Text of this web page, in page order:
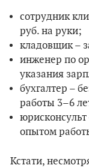
сотрудник
руб. на руки;
кладовщик –
инженер по
указания
бухгалтер –
работы 3–6
юрисконсульт
опытом
Кстати,